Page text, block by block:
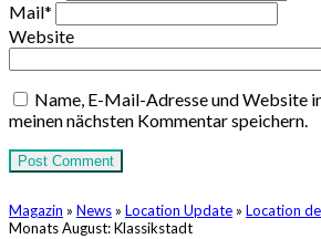
Mail*
Website
Name, E-Mail-Adresse und Website
meinen nächsten Kommentar speichern.
Magazin » News » Location Update » Location
Monats August: Klassikstadt